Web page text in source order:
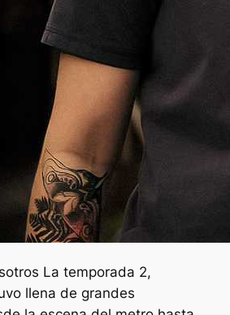
La temporada 2,
llena de grandes